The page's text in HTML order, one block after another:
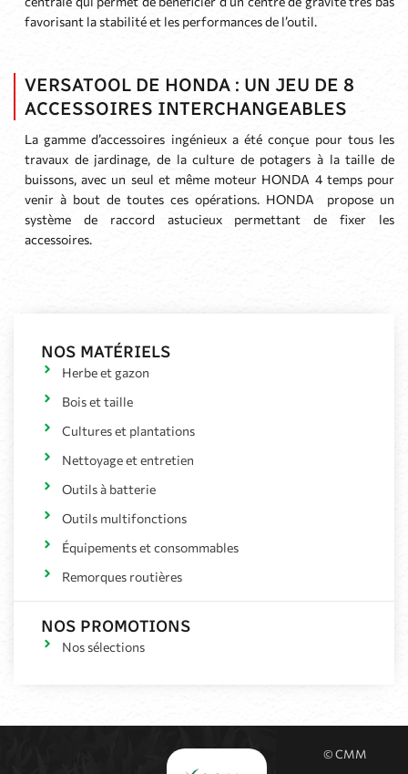
favorisant la stabilité et les performances de l’outil.
VERSATOOL DE HONDA : UN JEU DE 8
ACCESSOIRES INTERCHANGEABLES
La gamme d’accessoires ingénieux a été conçue pour tous les
travaux de jardinage, de la culture de potagers à la taille de
buissons, avec un seul et même moteur HONDA 4 temps pour
venir à bout de toutes ces opérations. HONDA propose un
système de raccord astucieux permettant de fixer les
accessoires.
NOS MATÉRIELS
Herbe et gazon
Bois et taille
Cultures et plantations
Nettoyage et entretien
Outils à batterie
Outils multifonctions
Équipements et consommables
Remorques routières
NOS PROMOTIONS
Nos sélections
© CMM